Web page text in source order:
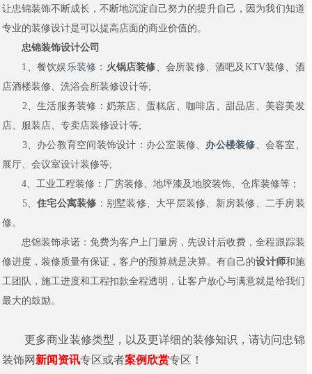
让忠锦装饰不断成长，不断地沉淀自己努力的提升自己，因为我们知道
专业的装修设计是可以提高店面的商业价值的。
忠锦装饰设计公司
1、餐饮娱乐装修 ： 火锅店装修、会所装修、酒吧及KTV装修、酒
店酒楼装修、洗浴会所装修设计等;
2、生活服务装修：奶茶店、蛋糕店、咖啡店、甜品店、美容美发
店、服装店、专卖店装修设计等;
3、办公教育空间装饰设计：办公室装修、 办公楼装修、会客室、
展厅、会议室设计装修等;
4、工业工程装修：厂房装修、地坪漆及地胶装饰、仓库装修等；
5、住宅公寓装修 ：别墅装修、大平层装修、新房装修、二手房装
修。
忠锦装饰承诺：免费为客户上门量房，先设计后收费，全程跟踪装
修进度，装修质量有保证，客户的预算就是决算。有自己的设计师和施
工团队，施工进度和工程扣款全程透明，让客户放心与满意就是给我们
最大的鼓励。
更多商业装修类型，以及更详细的装修知识，请访问忠锦
装饰网 新闻资讯专区或者案例欣赏专区！